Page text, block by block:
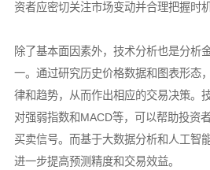
资者应密切关注市场变动并合理把握时机
除了基本面因素外，技术分析也是分析
一。通过研究历史价格数据和图表形态
律和趋势，从而作出相应的交易决策。
对强弱指数和MACD等，可以帮助投资
买卖信号。而基于大数据分析和人工智
进一步提高预测精度和交易效益。